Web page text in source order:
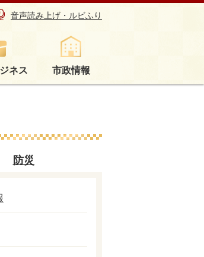
音声読み上げ・ルビふり
ネス 市政情報
防災